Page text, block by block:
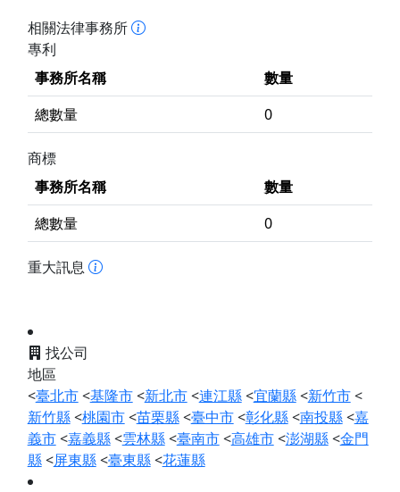
相關法律事務所
專利
事務所名稱
數量
總數量
0
商標
事務所名稱
數量
總數量
0
重大訊息
找公司
地區
<臺北市<基隆市<新北市<連江縣<宜蘭縣<新竹市<
新竹縣<桃園市<苗栗縣<臺中市<彰化縣<南投縣<嘉
義市<嘉義縣<雲林縣<臺南市<高雄市<澎湖縣<金門
縣<屏東縣<臺東縣<花蓮縣